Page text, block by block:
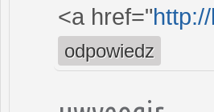
<a href="
odpowiedz